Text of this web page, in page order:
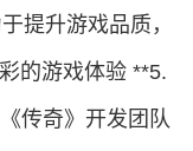
提升游戏品质，
的游戏体验 **5.
传奇》开发团队